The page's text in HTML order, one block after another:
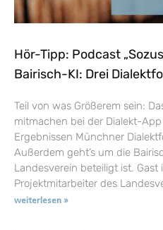
Hör-Tipp: Podcast
Bairisch-KI: Drei
Teil von was Größerem sein:
mitmachen bei der Dialekt-
Ergebnissen Münchner
Außerdem geht’s um die
Landesverein beteiligt ist.
Projektmitarbeiter des
weiterlesen »